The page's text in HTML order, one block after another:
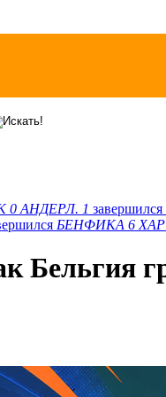
0 АНДЕРЛ. 1 завершился
БЕНФИКА 6